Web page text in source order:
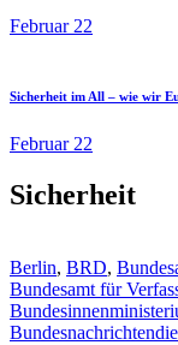
Februar 22
Sicherheit im All – wie wir
Februar 22
Sicherheit
Berlin, BRD,
Bundesamt für